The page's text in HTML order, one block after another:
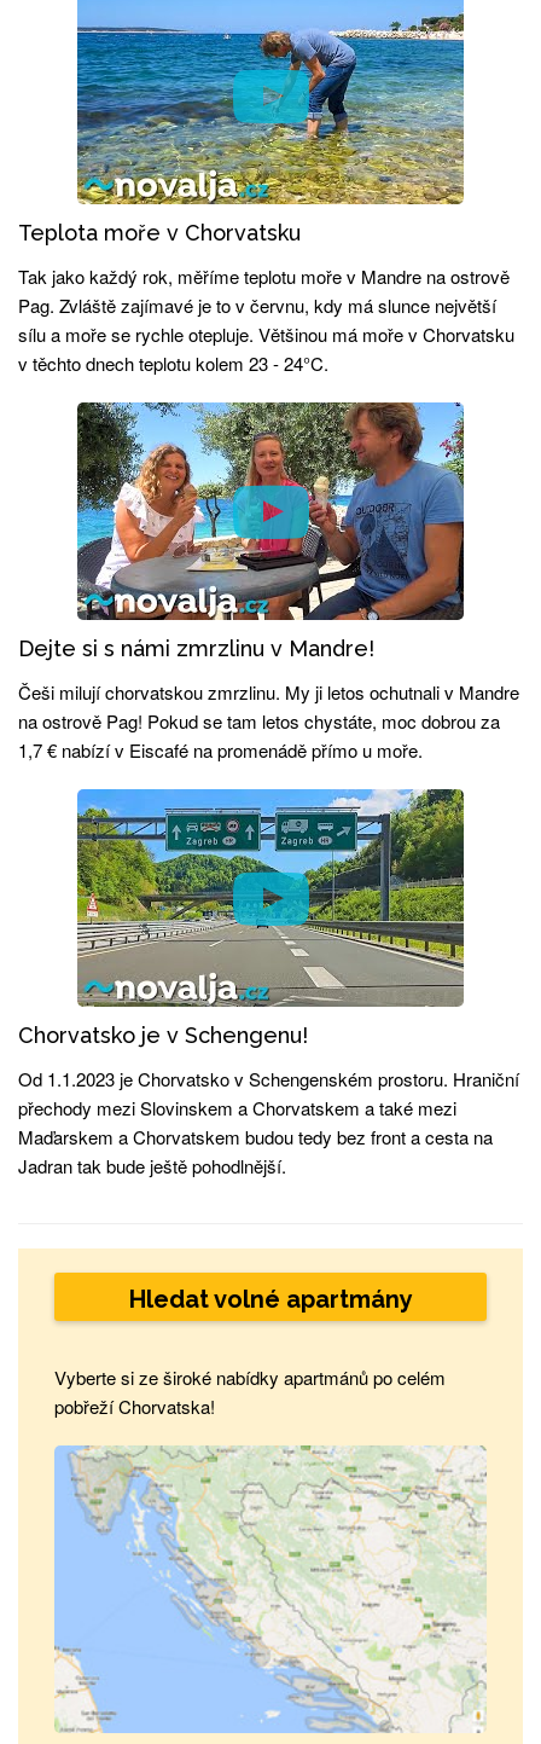
Teplota moře v Chorvatsku
Tak jako každý rok, měříme teplotu moře v Mandre na ostrově
Pag. Zvláště zajímavé je to v červnu, kdy má slunce největší
sílu a moře se rychle otepluje. Většinou má moře v Chorvatsku
v těchto dnech teplotu kolem 23 - 24°C.
Dejte si s námi zmrzlinu v Mandre!
Češi milují chorvatskou zmrzlinu. My ji letos ochutnali v Mandre
na ostrově Pag! Pokud se tam letos chystáte, moc dobrou za
1,7 € nabízí v Eiscafé na promenádě přímo u moře.
Chorvatsko je v Schengenu!
Od 1.1.2023 je Chorvatsko v Schengenském prostoru. Hraniční
přechody mezi Slovinskem a Chorvatskem a také mezi
Maďarskem a Chorvatskem budou tedy bez front a cesta na
Jadran tak bude ještě pohodlnější.
Hledat volné apartmány
Vyberte si ze široké nabídky apartmánů po celém
pobřeží Chorvatska!